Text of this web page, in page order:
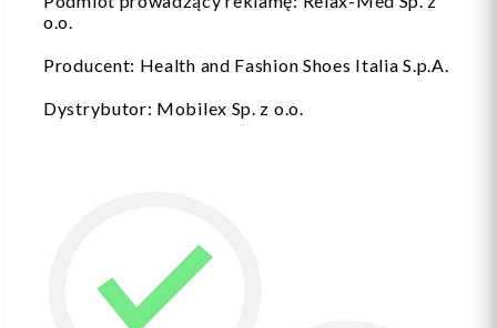
o.o.
Producent: Health and Fashion Shoes Italia S.p.A.
Dystrybutor: Mobilex Sp. z o.o.